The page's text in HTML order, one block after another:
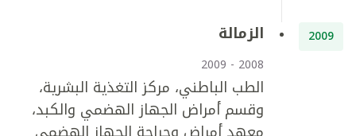
2009 الزمالة
2008 - 2009
الطب الباطني، مركز التغذية البشرية،
وقسم أمراض الجهاز الهضمي والكبد،